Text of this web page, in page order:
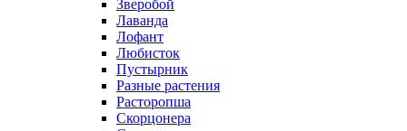
Зверобой
Лаванда
Лофант
Любисток
Пустырник
Разные растения
Расторопша
Скорцонера